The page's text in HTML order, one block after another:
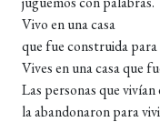
Vivo en una casa
que fue construida
Vives en una casa que
Las personas que vivían
la abandonaron para